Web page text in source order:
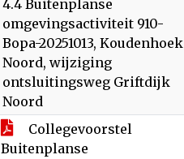
4.4 Buitenplanse
omgevingsactiviteit 910-
Bopa-20251013, Koudenhoek
Noord, wijziging
ontsluitingsweg Griftdijk
Noord
Collegevoorstel
Buitenplanse